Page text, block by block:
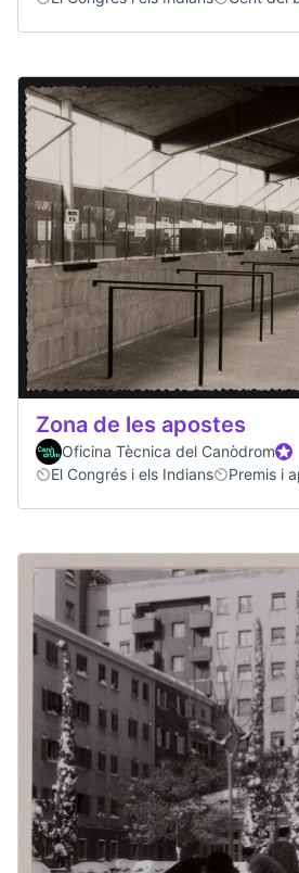
Zona de les apostes
Oficina Tècnica del Canòdrom
El Congrés i els Indians
Premis i